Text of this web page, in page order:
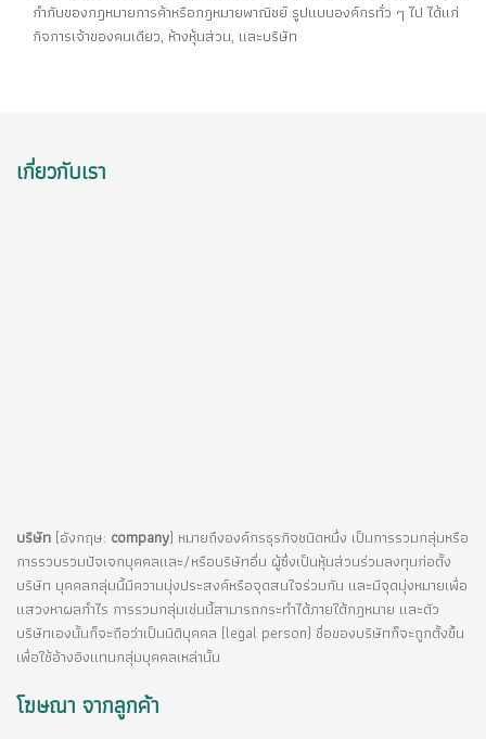
กำกับของกฎหมายการค้าหรือกฎหมายพาณิชย์ รูปแบบองค์กรทั่ว ๆ ไป ได้แก่
กิจการเจ้าของคนเดียว, ห้างหุ้นส่วน, และบริษัท
เกี่ยวกับเรา
บริษัท (อังกฤษ: company) หมายถึงองค์กรธุรกิจชนิดหนึ่ง เป็นการรวมกลุ่มหรือ
การรวบรวมปัจเจกบุคคลและ/หรือบริษัทอื่น ผู้ซึ่งเป็นหุ้นส่วนร่วมลงทุนก่อตั้ง
บริษัท บุคคลกลุ่มนี้มีความมุ่งประสงค์หรือจุดสนใจร่วมกัน และมีจุดมุ่งหมายเพื่อ
แสวงหาผลกำไร การรวมกลุ่มเช่นนี้สามารถกระทำได้ภายใต้กฎหมาย และตัว
บริษัทเองนั้นก็จะถือว่าเป็นนิติบุคคล (legal person) ชื่อของบริษัทก็จะถูกตั้งขึ้น
เพื่อใช้อ้างอิงแทนกลุ่มบุคคลเหล่านั้น
โฆษณา จากลูกค้า